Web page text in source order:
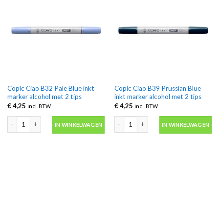
Copic Ciao B32 Pale Blue inkt
marker alcohol met 2 tips
€4,25 incl. BTW
IN WINKELWAGEN
Copic Ciao B39 Prussian Blue
inkt marker alcohol met 2 tips
€4,25 incl. BTW
IN WINKELWAGEN